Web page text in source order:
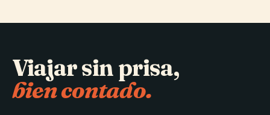
Viajar sin prisa,
bien contado.